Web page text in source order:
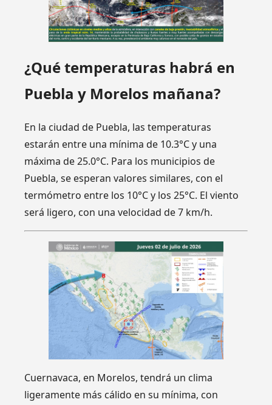
¿Qué temperaturas habrá en
Puebla y Morelos mañana?
En la ciudad de Puebla, las temperaturas
estarán entre una mínima de 10.3°C y una
máxima de 25.0°C. Para los municipios de
Puebla, se esperan valores similares, con el
termómetro entre los 10°C y los 25°C. El viento
será ligero, con una velocidad de 7 km/h.
Cuernavaca, en Morelos, tendrá un clima
ligeramente más cálido en su mínima, con